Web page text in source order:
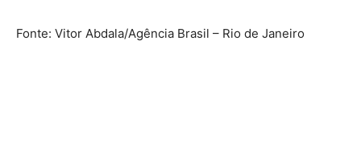
Fonte: Vitor Abdala/Agência Brasil – Rio de Janeiro